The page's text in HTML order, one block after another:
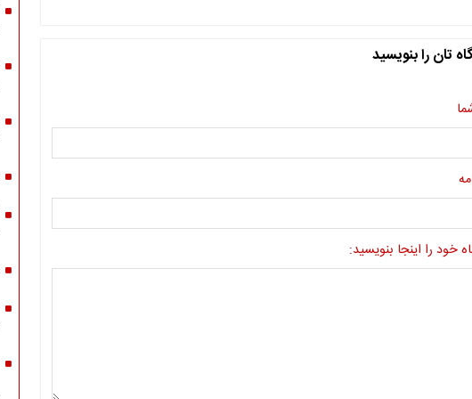
تان را بنویسید
خود را اینجا بنویسید: